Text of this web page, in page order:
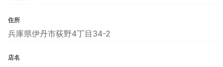
住所
兵庫県伊丹市荻野4丁目34-2
店名